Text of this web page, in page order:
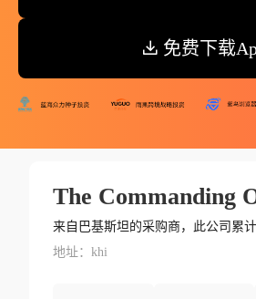
免费下载
来自巴基斯坦的采购商，此公司累
地址：khi